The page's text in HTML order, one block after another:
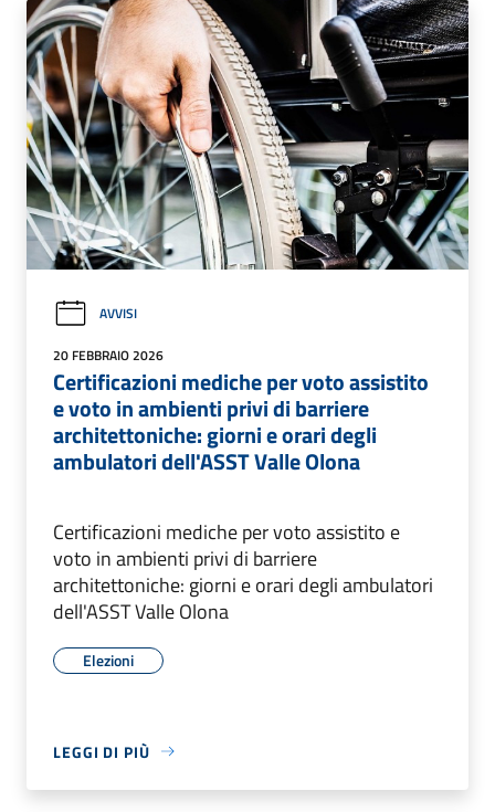
AVVISI
20 FEBBRAIO 2026
Certificazioni mediche per voto assistito
e voto in ambienti privi di barriere
architettoniche: giorni e orari degli
ambulatori dell'ASST Valle Olona
Certificazioni mediche per voto assistito e
voto in ambienti privi di barriere
architettoniche: giorni e orari degli ambulatori
dell'ASST Valle Olona
Elezioni
LEGGI DI PIÙ